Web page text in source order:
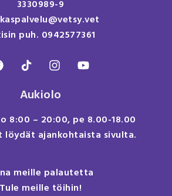
3330989-9
puh. 0942577361
Aukiolo
8:00 – 20:00, pe 8.00-18.00
löydät ajankohtaista sivulta.
meille palautetta
Tule meille töihin!